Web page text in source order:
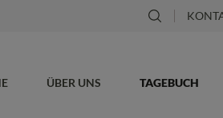
ÜBER UNS TAGEBUCH